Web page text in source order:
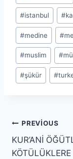
#istanbul #
#medine #
#muslim #
#şükür #
Yazı
PREVIOUS
KUR’ANİ
KÖTÜLÜKLERE